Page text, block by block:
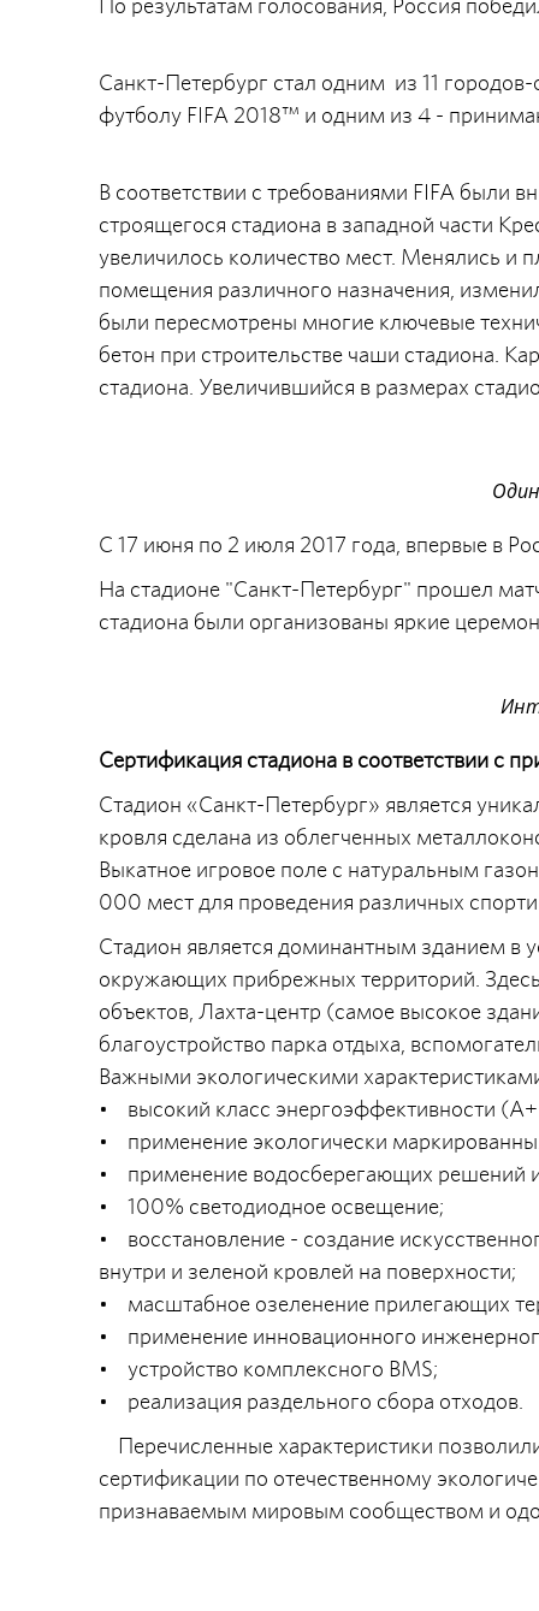
Санкт-Петербург стал одним из 11
футболу FIFA 2018™ и одним из 4 -
В соответствии с требованиями FIFA были
строящегося стадиона в западной части
увеличилось количество мест. Менялись и
помещения различного назначения,
были пересмотрены многие ключевые
бетон при строительстве чаши стадиона.
стадиона. Увеличившийся в размерах
С 17 июня по 2 июля 2017 года, впервые в
На стадионе "Санкт-Петербург" прошел
стадиона были организованы яркие
Сертификация стадиона в соответствии с
Стадион «Санкт-Петербург» является
кровля сделана из облегченных
Выкатное игровое поле с натуральным
000 мест для проведения различных
Стадион является доминантным зданием в
окружающих прибрежных территорий.
объектов, Лахта-центр (самое высокое
благоустройство парка отдыха,
Важными экологическими
• высокий класс энергоэффективности
• применение экологически
• применение водосберегающих решений
• 100% светодиодное освещение;
• восстановление - создание
внутри и зеленой кровлей на поверхности;
• масштабное озеленение прилегающих
• применение инновационного
• устройство комплексного BMS;
• реализация раздельного сбора отходов.
Перечисленные характеристики
сертификации по отечественному
признаваемым мировым сообществом и